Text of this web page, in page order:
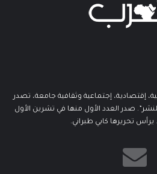
إقتصادية، إجتماعية وثقافية جامعة، تصدر
صدر العدد الأول منها في تشرين الأول